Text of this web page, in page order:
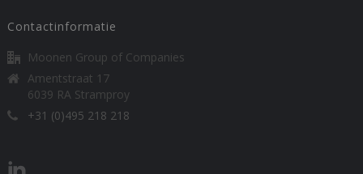
Contactinformatie
Moonen Group of Companies
Amentstraat 17
6039 RA Stramproy
+31 (0)495 218 218